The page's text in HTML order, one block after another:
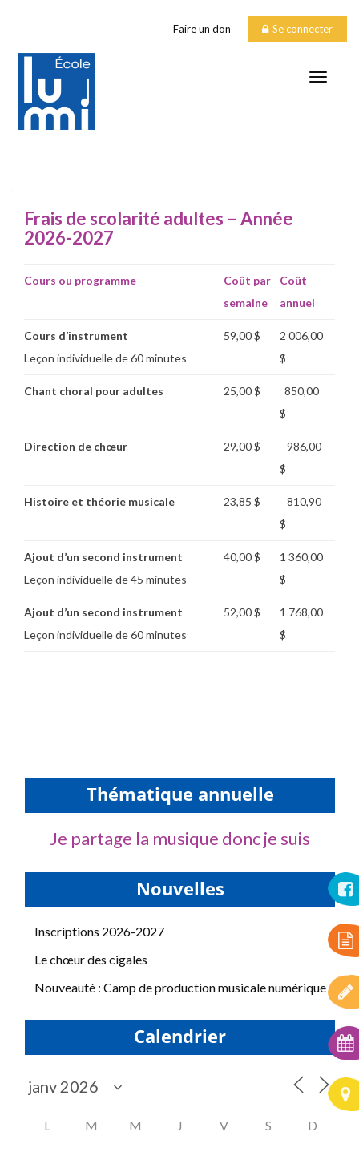
Faire un don Se connecter
Frais de scolarité adultes – Année
2026-2027
Cours ou programme
Coût par
semaine
Coût
annuel
Cours d’instrument
Leçon individuelle de 60 minutes
59,00 $
2 006,00
$
Chant choral pour adultes 25,00 $
850,00
$
Direction de chœur 29,00 $
986,00
$
Histoire et théorie musicale 23,85 $
810,90
$
Ajout d’un second instrument
Leçon individuelle de 45 minutes
40,00 $
1 360,00
$
Ajout d’un second instrument
Leçon individuelle de 60 minutes
52,00 $
1 768,00
$
Thématique annuelle
Je partage la musique donc je suis
Nouvelles
Inscriptions 2026-2027
Le chœur des cigales
Nouveauté : Camp de production musicale numérique
Calendrier
L M M J V S D